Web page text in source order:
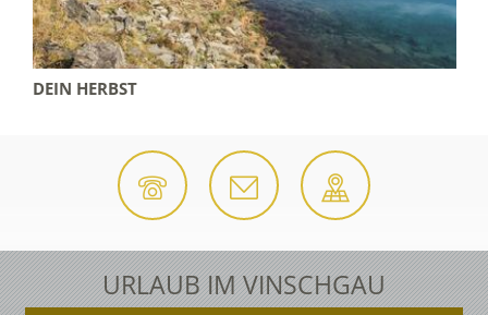
DEIN HERBST
URLAUB IM VINSCHGAU